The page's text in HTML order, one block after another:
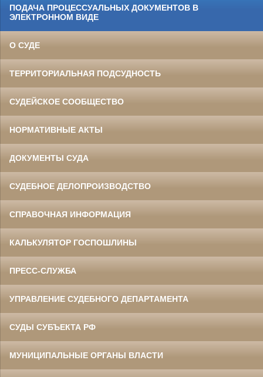
ПОДАЧА ПРОЦЕССУАЛЬНЫХ ДОКУМЕНТОВ В
ЭЛЕКТРОННОМ ВИДЕ
О СУДЕ
ТЕРРИТОРИАЛЬНАЯ ПОДСУДНОСТЬ
СУДЕЙСКОЕ СООБЩЕСТВО
НОРМАТИВНЫЕ АКТЫ
ДОКУМЕНТЫ СУДА
СУДЕБНОЕ ДЕЛОПРОИЗВОДСТВО
СПРАВОЧНАЯ ИНФОРМАЦИЯ
КАЛЬКУЛЯТОР ГОСПОШЛИНЫ
ПРЕСС-СЛУЖБА
УПРАВЛЕНИЕ СУДЕБНОГО ДЕПАРТАМЕНТА
СУДЫ СУБЪЕКТА РФ
МУНИЦИПАЛЬНЫЕ ОРГАНЫ ВЛАСТИ